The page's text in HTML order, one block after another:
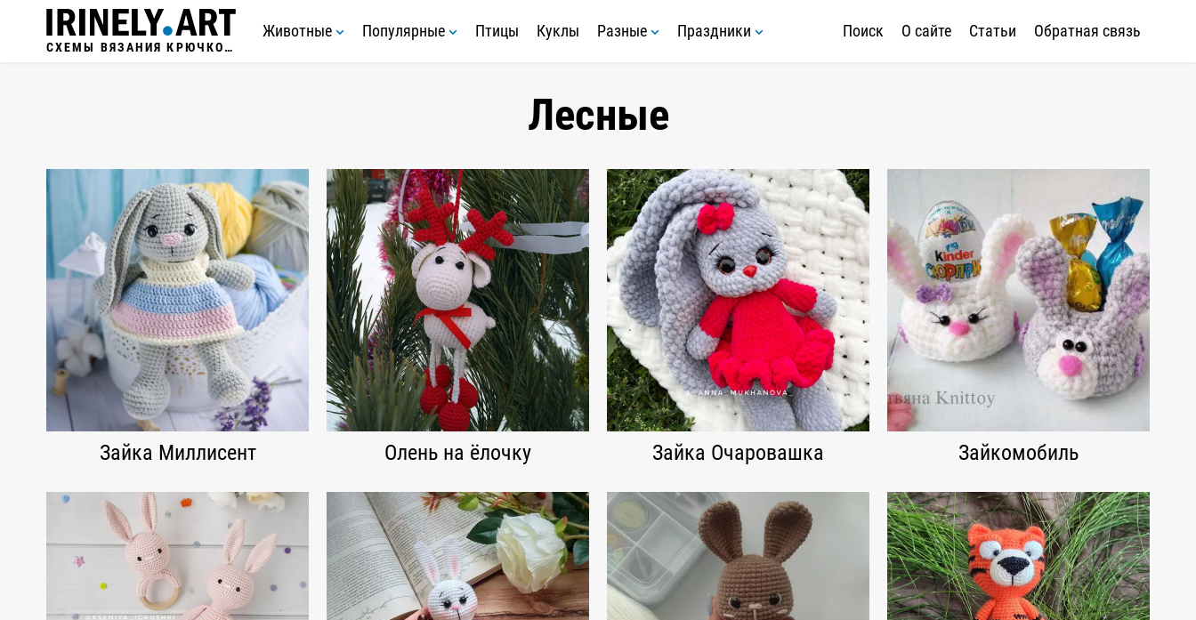
СХЕМЫ ВЯЗАНИЯ КРЮЧКОМ
Животные Популярные Птицы Куклы Разные Праздники Поиск О сайте Статьи Обратная связь
Лесные
Зайка Миллисент Олень на ёлочку Зайка Очаровашка Зайкомобиль